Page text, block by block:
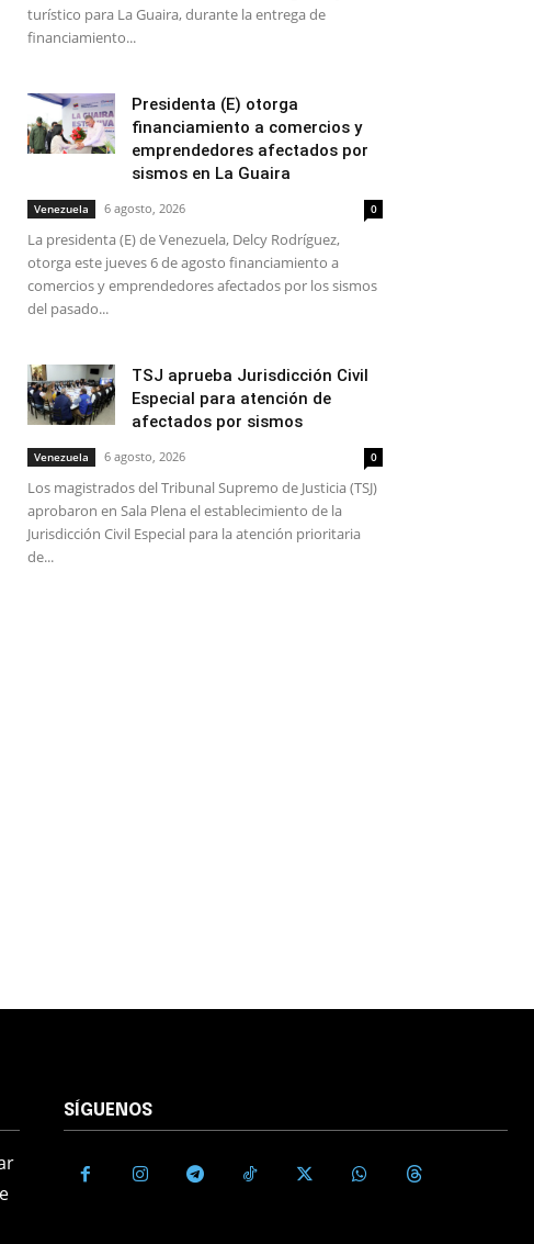
turístico para La Guaira, durante la entrega de
financiamiento...
Presidenta (E) otorga
financiamiento a comercios y
emprendedores afectados por
sismos en La Guaira
Venezuela 6 agosto, 2026 0
La presidenta (E) de Venezuela, Delcy Rodríguez,
otorga este jueves 6 de agosto financiamiento a
comercios y emprendedores afectados por los sismos
del pasado...
TSJ aprueba Jurisdicción Civil
Especial para atención de
afectados por sismos
Venezuela 6 agosto, 2026 0
Los magistrados del Tribunal Supremo de Justicia (TSJ)
aprobaron en Sala Plena el establecimiento de la
Jurisdicción Civil Especial para la atención prioritaria
de...
SÍGUENOS